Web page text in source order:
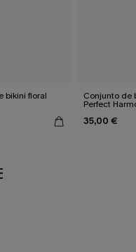
bikini floral Conjunto de
Perfect
35,00 €